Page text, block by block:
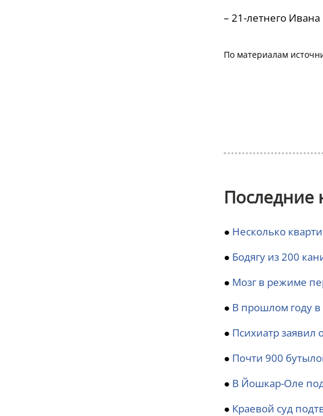
– 21-летнего
По материалам
Последние
● Несколько
● Бодягу из 200
● Мозг в режиме
● В прошлом году в
● Психиатр заявил
● Почти 900
● В Йошкар-Оле
● Краевой суд